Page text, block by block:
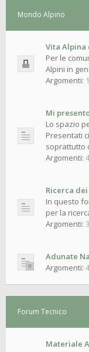
Mondo Alpino
Vita
Per le
Alpini in
Argomenti:
Mi
Lo spazio
Presentati
soprattutto
Argomenti:
Ricerca
In questo
per la
Argomenti:
Adunate
Argomenti:
Forum Tecnico
Materiale